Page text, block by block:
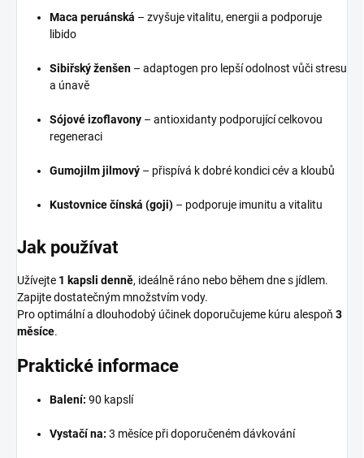
Maca peruánská – zvyšuje vitalitu, energii a podporuje
libido
Sibiřský ženšen – adaptogen pro lepší odolnost vůči stresu
a únavě
Sójové izoflavony – antioxidanty podporující celkovou
regeneraci
Gumojilm jilmový – přispívá k dobré kondici cév a kloubů
Kustovnice čínská (goji) – podporuje imunitu a vitalitu
Jak používat
Užívejte 1 kapsli denně, ideálně ráno nebo během dne s jídlem.
Zapijte dostatečným množstvím vody.
Pro optimální a dlouhodobý účinek doporučujeme kúru alespoň 3
měsíce.
Praktické informace
Balení: 90 kapslí
Vystačí na: 3 měsíce při doporučeném dávkování